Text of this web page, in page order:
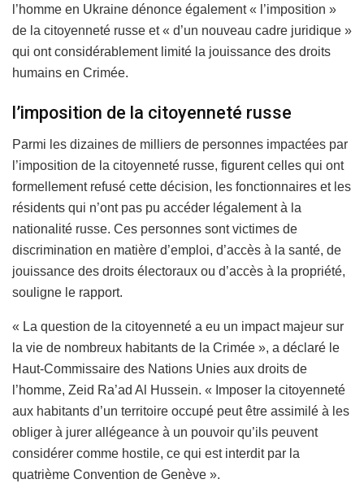
l’homme en Ukraine dénonce également « l’imposition »
de la citoyenneté russe et « d’un nouveau cadre juridique »
qui ont considérablement limité la jouissance des droits
humains en Crimée.
l’imposition de la citoyenneté russe
Parmi les dizaines de milliers de personnes impactées par
l’imposition de la citoyenneté russe, figurent celles qui ont
formellement refusé cette décision, les fonctionnaires et les
résidents qui n’ont pas pu accéder légalement à la
nationalité russe. Ces personnes sont victimes de
discrimination en matière d’emploi, d’accès à la santé, de
jouissance des droits électoraux ou d’accès à la propriété,
souligne le rapport.
« La question de la citoyenneté a eu un impact majeur sur
la vie de nombreux habitants de la Crimée », a déclaré le
Haut-Commissaire des Nations Unies aux droits de
l’homme, Zeid Ra’ad Al Hussein. « Imposer la citoyenneté
aux habitants d’un territoire occupé peut être assimilé à les
obliger à jurer allégeance à un pouvoir qu’ils peuvent
considérer comme hostile, ce qui est interdit par la
quatrième Convention de Genève ».